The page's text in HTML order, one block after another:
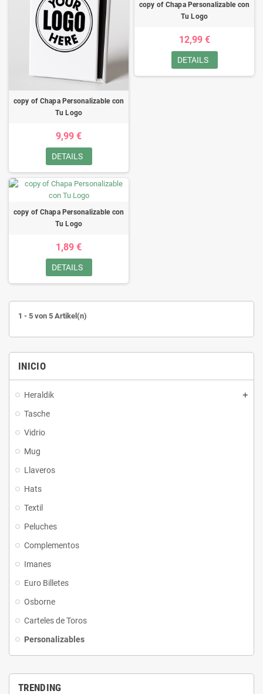
INICIO
Heraldik
Tasche
Vidrio
Mug
Llaveros
Hats
Textil
Peluches
Complementos
Imanes
Euro Billetes
Osborne
Carteles de Toros
Personalizables
TRENDING
copy of Chapa Personalizable con
Tu Logo
9,99 €
DETAILS
copy of Chapa Personalizable con
Tu Logo
12,99 €
DETAILS
copy of Chapa Personalizable con
Tu Logo
1,89 €
DETAILS
1 - 5 von 5 Artikel(n)